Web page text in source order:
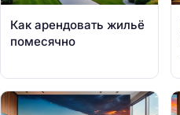
Как арендовать жильё
помесячно